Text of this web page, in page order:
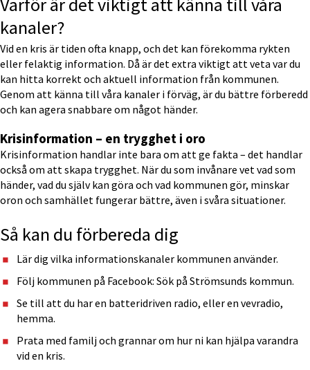
Varför är det viktigt att känna till våra
kanaler?
Vid en kris är tiden ofta knapp, och det kan förekomma rykten
eller felaktig information. Då är det extra viktigt att veta var du
kan hitta korrekt och aktuell information från kommunen.
Genom att känna till våra kanaler i förväg, är du bättre förberedd
och kan agera snabbare om något händer.
Krisinformation – en trygghet i oro
Krisinformation handlar inte bara om att ge fakta – det handlar
också om att skapa trygghet. När du som invånare vet vad som
händer, vad du själv kan göra och vad kommunen gör, minskar
oron och samhället fungerar bättre, även i svåra situationer.
Så kan du förbereda dig
Lär dig vilka informationskanaler kommunen använder.
Följ kommunen på Facebook: Sök på Strömsunds kommun.
Se till att du har en batteridriven radio, eller en vevradio,
hemma.
Prata med familj och grannar om hur ni kan hjälpa varandra
vid en kris.